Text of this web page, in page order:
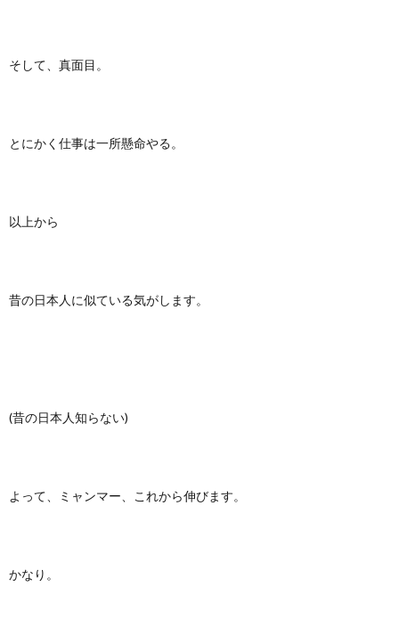
そして、真面目。
とにかく仕事は一所懸命やる。
以上から
昔の日本人に似ている気がします。
(昔の日本人知らない)
よって、ミャンマー、これから伸びます。
かなり。